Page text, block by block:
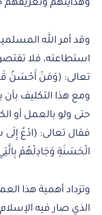
وهدايتهم وتعريفهم
وقد أمر الله
استطاعته، فلا
ومع هذا التكليف
حتى ولو بالعمل أو
فقال تعالى: (ادْعُ
الْحَسَنَةِ وَجَادِلْهُمْ
وتزداد أهمية هذا
الذي صار فيه